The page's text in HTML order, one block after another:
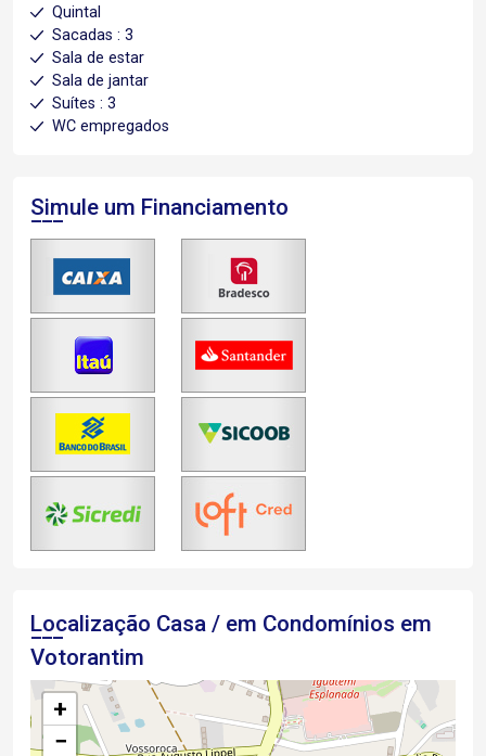
Quintal
Sacadas : 3
Sala de estar
Sala de jantar
Suítes : 3
WC empregados
Simule um Financiamento
Localização Casa / em Condomínios em
Votorantim
+
−